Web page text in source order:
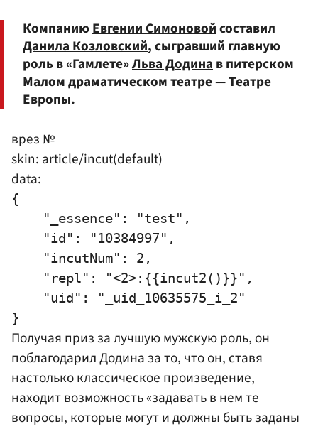
КомпаниюЕвгении Симоновойсоставил
Данила Козловский, сыгравший главную
роль в «Гамлете»Льва Додинав питерском
Малом драматическом театре — Театре
Европы.
врез №
skin: article/incut(default)
data:
{
    "_essence": "test",
    "id": "10384997",
    "incutNum": 2,
    "repl": "<2>:{{incut2()}}",
    "uid": "_uid_10635575_i_2"
Получая приз за лучшую мужскую роль, он
поблагодарил Додина за то, что он, ставя
настолько классическое произведение,
находит возможность «задавать в нем те
вопросы, которые могут и должны быть заданы